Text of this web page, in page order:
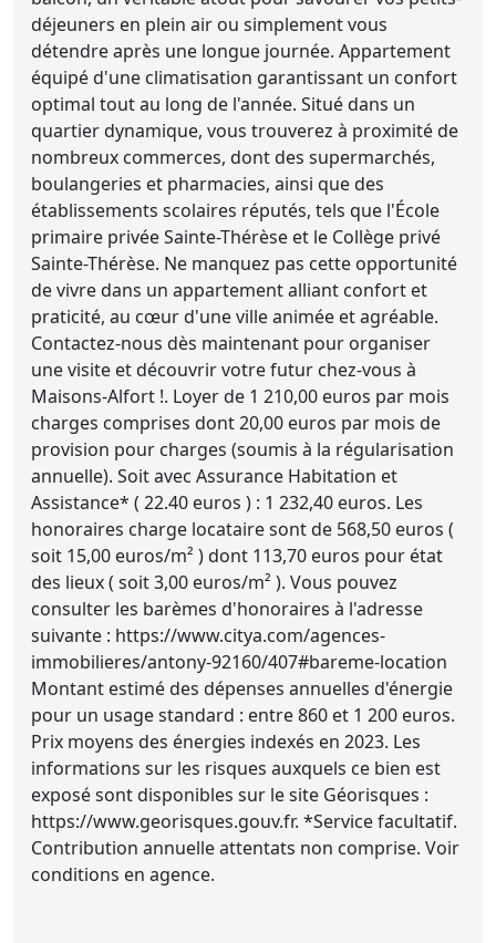
déjeuners en plein air ou simplement vous
détendre après une longue journée. Appartement
équipé d'une climatisation garantissant un confort
optimal tout au long de l'année. Situé dans un
quartier dynamique, vous trouverez à proximité de
nombreux commerces, dont des supermarchés,
boulangeries et pharmacies, ainsi que des
établissements scolaires réputés, tels que l'École
primaire privée Sainte-Thérèse et le Collège privé
Sainte-Thérèse. Ne manquez pas cette opportunité
de vivre dans un appartement alliant confort et
praticité, au cœur d'une ville animée et agréable.
Contactez-nous dès maintenant pour organiser
une visite et découvrir votre futur chez-vous à
Maisons-Alfort !. Loyer de 1 210,00 euros par mois
charges comprises dont 20,00 euros par mois de
provision pour charges (soumis à la régularisation
annuelle). Soit avec Assurance Habitation et
Assistance* ( 22.40 euros ) : 1 232,40 euros. Les
honoraires charge locataire sont de 568,50 euros (
soit 15,00 euros/m² ) dont 113,70 euros pour état
des lieux ( soit 3,00 euros/m² ). Vous pouvez
consulter les barèmes d'honoraires à l'adresse
suivante : https://www.citya.com/agences-
immobilieres/antony-92160/407#bareme-location
Montant estimé des dépenses annuelles d'énergie
pour un usage standard : entre 860 et 1 200 euros.
Prix moyens des énergies indexés en 2023. Les
informations sur les risques auxquels ce bien est
exposé sont disponibles sur le site Géorisques :
https://www.georisques.gouv.fr. *Service facultatif.
Contribution annuelle attentats non comprise. Voir
conditions en agence.